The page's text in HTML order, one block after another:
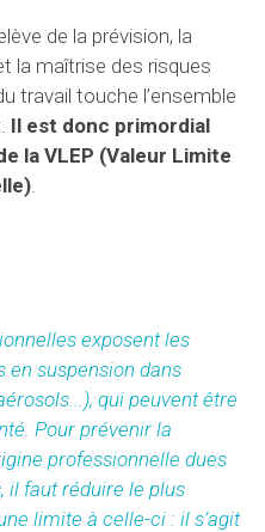
de la prévision, la
la maîtrise des risques
travail touche l’ensemble
Il est donc primordial
la VLEP (Valeur Limite
exposent les
en suspension dans
qui peuvent être
Pour prévenir la
professionnelle dues
il faut réduire le plus
limite à celle-ci : il s’agit